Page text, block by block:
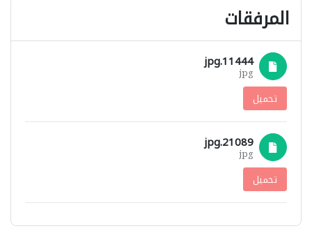
المرفقات
11444.jpg
jpg
تحميل
21089.jpg
jpg
تحميل